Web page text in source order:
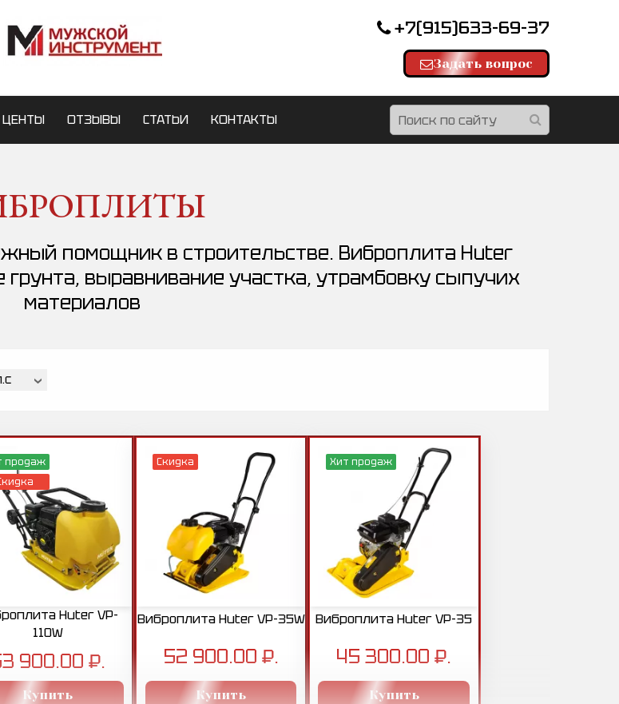
+7(915)633-69-37
Задать вопрос
ЦЕНТЫ ОТЗЫВЫ СТАТЬИ КОНТАКТЫ
помощник в строительстве. Виброплита Huter
выравнивание участка, утрамбовку сыпучих
материалов
продаж
Huter VP-
110W
900.00 ₽.
Купить
Скидка
Виброплита Huter VP-35W
52 900.00 ₽.
Купить
Хит продаж
Виброплита Huter VP-35
45 300.00 ₽.
Купить